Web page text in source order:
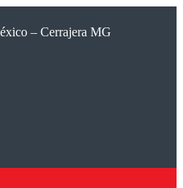
– Cerrajera MG